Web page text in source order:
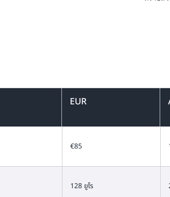
EUR
€85
128 ยูโร